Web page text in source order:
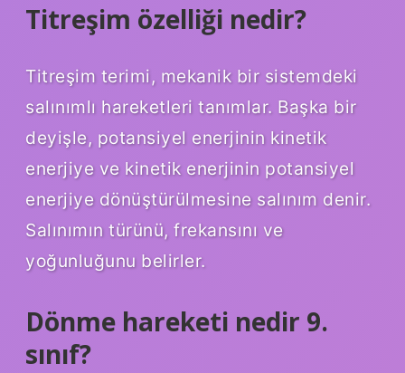
Titreşim özelliği nedir?
Titreşim terimi, mekanik bir sistemdeki
salınımlı hareketleri tanımlar. Başka bir
deyişle, potansiyel enerjinin kinetik
enerjiye ve kinetik enerjinin potansiyel
enerjiye dönüştürülmesine salınım denir.
Salınımın türünü, frekansını ve
yoğunluğunu belirler.
Dönme hareketi nedir 9.
sınıf?